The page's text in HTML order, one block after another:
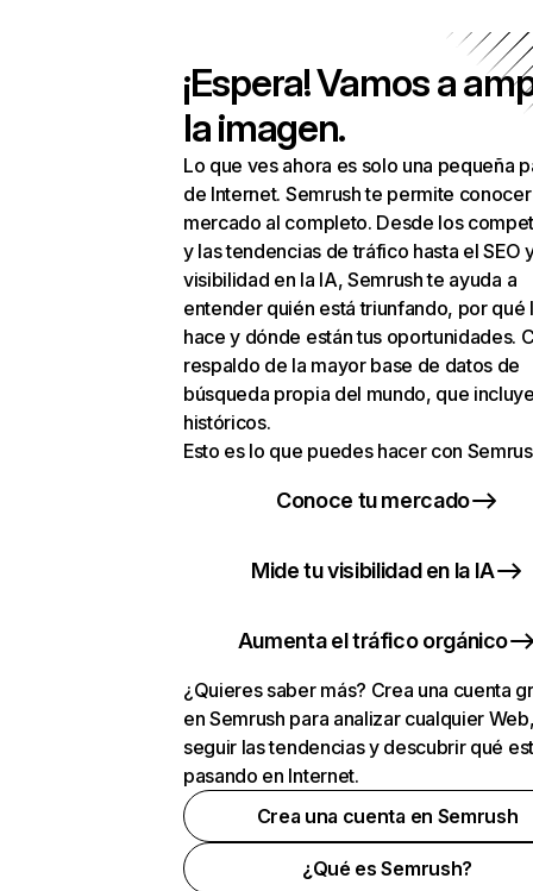
¡Espera! Vamos a
la imagen.
Lo que ves ahora es solo una pequeña
de Internet. Semrush te permite
mercado al completo. Desde los
y las tendencias de tráfico hasta el SEO
visibilidad en la IA, Semrush te ayuda a
entender quién está triunfando, por qué
hace y dónde están tus oportunidades.
respaldo de la mayor base de datos de
búsqueda propia del mundo, que
históricos.
Esto es lo que puedes hacer con
Conoce tu mercado
Mide tu visibilidad en la IA
Aumenta el tráfico orgánico
¿Quieres saber más? Crea una cuenta
en Semrush para analizar cualquier
seguir las tendencias y descubrir qué
pasando en Internet.
Crea una cuenta en Semrush
¿Qué es Semrush?